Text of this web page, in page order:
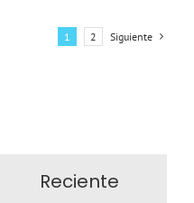
1 2 Siguiente
Reciente